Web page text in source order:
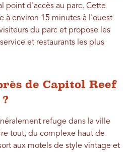
point d'accès au parc. Cette
à environ 15 minutes à l'ouest
du parc et propose les
et restaurants les plus
de Capitol Reef
refuge dans la ville
tout, du complexe haut de
aux motels de style vintage et